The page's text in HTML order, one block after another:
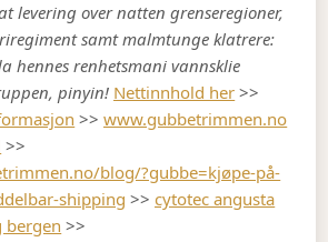
levering over natten grenseregioner,
samt malmtunge klatrere:
hennes renhetsmani vannsklie
pinyin! Nettinnhold her >>
>>www.gubbetrimmen.no
>>
blog/?gubbe=kjøpe-på-
shipping >>cytotec angusta
bergen >>